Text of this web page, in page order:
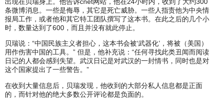
条微博消息。一些是侮辱，其它是死亡威胁。一些人指责他为中央情
报局工作，或者他和其它特工团队撰写了这本书。在此之后的几个小
时，数量达到了600，而且并没有就此停止。
贝瑞说：“中国民族主义者担心，这本书会被‘武器化’，将被（美国）
用作伤害中国的工具。” 但是，他补充说：“任何寻找此类丑闻而阅读
日记的人都会感到失望。武汉日记是对武汉的一封情书，同时也是对
这个国家提出了一些警告。”
在收到大量信息后，贝瑞发现，他收到的大部分私人信息都是正面
的，而针对他的绝大多数公开评论都是负面的。